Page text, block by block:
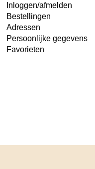
Inloggen/afmelden
Bestellingen
Adressen
Persoonlijke gegevens
Favorieten